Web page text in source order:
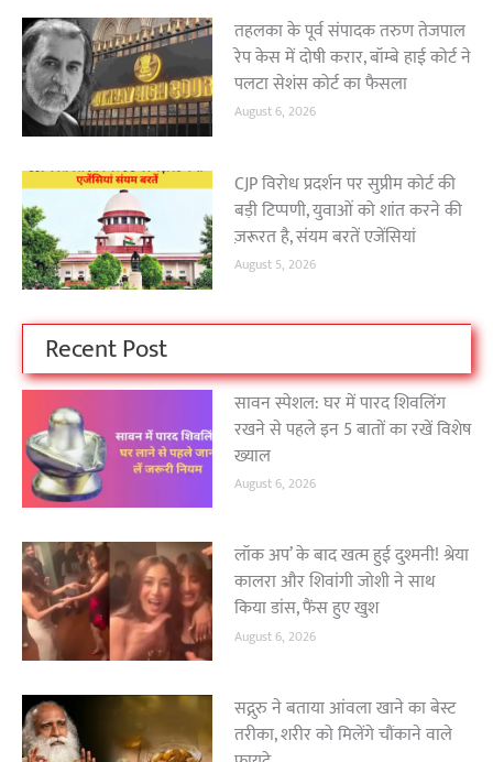
तहलका के पूर्व संपादक तरुण तेजपाल
रेप केस में दोषी करार, बॉम्बे हाई कोर्ट ने
पलटा सेशंस कोर्ट का फैसला
August 6, 2026
CJP विरोध प्रदर्शन पर सुप्रीम कोर्ट की
बड़ी टिप्पणी, युवाओं को शांत करने की
ज़रूरत है, संयम बरतें एजेंसियां
August 5, 2026
Recent Post
सावन स्पेशल: घर में पारद शिवलिंग
रखने से पहले इन 5 बातों का रखें विशेष
ख्याल
August 6, 2026
लॉक अप’ के बाद खत्म हुई दुश्मनी! श्रेया
कालरा और शिवांगी जोशी ने साथ
किया डांस, फैंस हुए खुश
August 6, 2026
सद्गुरु ने बताया आंवला खाने का बेस्ट
तरीका, शरीर को मिलेंगे चौंकाने वाले